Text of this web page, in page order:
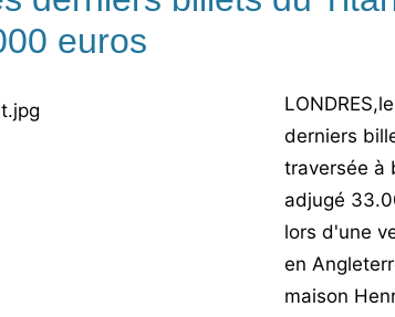
euros
derniers
traversée à
adjugé
lors d'une
en
maison